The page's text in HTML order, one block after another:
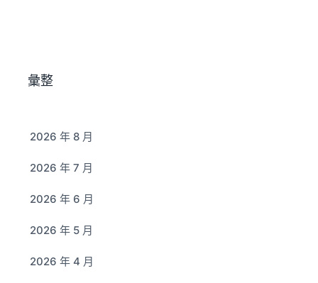
彙整
2026 年 8 月
2026 年 7 月
2026 年 6 月
2026 年 5 月
2026 年 4 月